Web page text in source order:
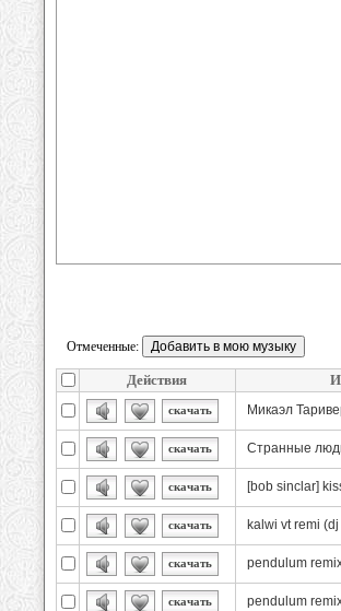
Отмеченные:
Действия
скачать Микаэл
скачать Странные
скачать [bob sinclar]
скачать kalwi vt remi
скачать pendulum
скачать pendulum